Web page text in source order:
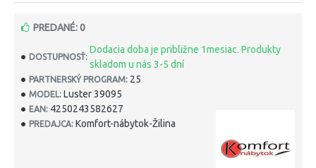
DOSTUPNOSŤ:
Dodacia doba je približne 1mesiac. Produkty
skladom u nás 3-5 dní
PARTNERSKÝ PROGRAM: 25
MODEL: Luster 39095
EAN: 4250243582627
PREDAJCA: Komfort-nábytok-Žilina
PREDANÉ: 0